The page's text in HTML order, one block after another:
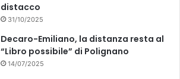
distacco
31/10/2025
Decaro-Emiliano, la distanza resta al
“Libro possibile” di Polignano
14/07/2025